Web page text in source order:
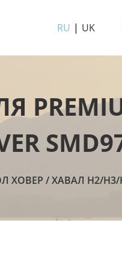
RU UK
ХОВЕР / ХАВАЛ H2/